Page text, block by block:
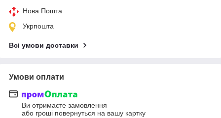
Нова Пошта
Укрпошта
Всі умови доставки
Умови оплати
Ви отримаєте замовлення
або гроші повернуться на вашу картку